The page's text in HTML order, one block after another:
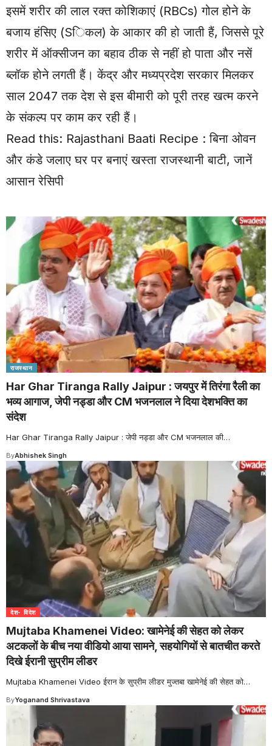
इसमें शरीर की लाल रक्त कोशिकाएं (RBCs) गोल होने के
बजाय हंसिए (Sिकल) के आकार की हो जाती हैं, जिससे पूरे
शरीर में ऑक्सीजन का बहाव ठीक से नहीं हो पाता और नसें
ब्लॉक होने लगती हैं। केंद्र और मध्यप्रदेश सरकार मिलकर
साल 2047 तक देश से इस बीमारी को पूरी तरह खत्म करने
के संकल्प पर काम कर रही हैं।
Read this: Rajasthani Baati Recipe : बिना ओवन
और कंडे जलाए घर पर बनाएं खस्ता राजस्थानी बाटी, जानें
आसान रेसिपी
राजस्थान
Har Ghar Tiranga Rally Jaipur : जयपुर में तिरंगा रैली का
भव्य आगाज, जेपी नड्डा और CM भजनलाल ने दिया देशभक्ति का
संदेश
Har Ghar Tiranga Rally Jaipur : जेपी नड्डा और CM भजनलाल की…
ByAbhishek Singh
देश- विदेश
Mujtaba Khamenei Video: खामेनेई की सेहत को लेकर
अटकलों के बीच नया वीडियो आया सामने, सहयोगियों से बातचीत करते
दिखे ईरानी सुप्रीम लीडर
Mujtaba Khamenei Video ईरान के सुप्रीम लीडर मुज्तबा खामेनेई की सेहत को…
ByYoganand Shrivastava